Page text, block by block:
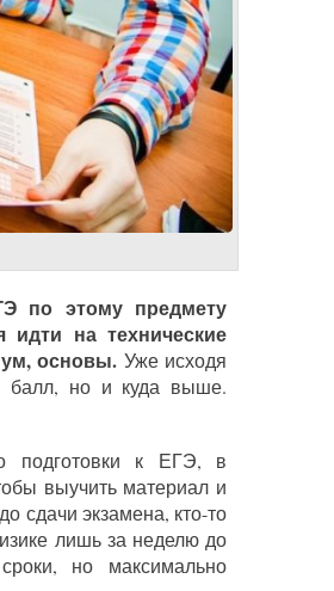
по этому предмету
идти на технические
основы. Уже исходя
балл, но и куда выше.
подготовки к ЕГЭ, в
выучить материал и
сдачи экзамена, кто-то
лишь за неделю до
но максимально